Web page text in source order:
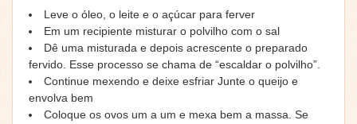
Leve o óleo, o leite e o açúcar para ferver
Em um recipiente misturar o polvilho com o sal
Dê uma misturada e depois acrescente o preparado
fervido. Esse processo se chama de “escaldar o polvilho”.
Continue mexendo e deixe esfriar Junte o queijo e
envolva bem
Coloque os ovos um a um e mexa bem a massa. Se